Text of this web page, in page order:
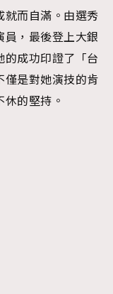
就而自滿。由選秀
，最後登上大銀
成功印證了「台
僅是對她演技的肯
的堅持。